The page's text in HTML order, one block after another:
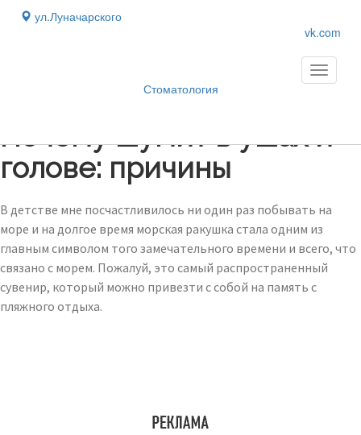
ул.Луначарского
vk.com
Стоматология
Toggle
Почему шумит в ушах и
голове: причины
В детстве мне посчастливилось ни один раз побывать на
море и на долгое время морская ракушка стала одним из
главным символом того замечательного времени и всего, что
связано с морем. Пожалуй, это самый распространенный
сувенир, который можно привезти с собой на память с
пляжного отдыха.